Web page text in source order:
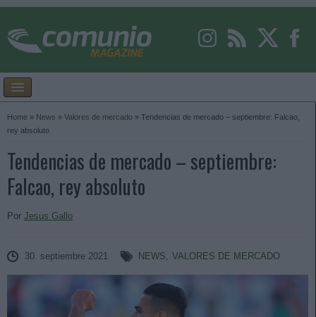
Home » News » Valores de mercado » Tendencias de mercado – septiembre: Falcao,
rey absoluto
Tendencias de mercado – septiembre:
Falcao, rey absoluto
Por Jesus Gallo
30. septiembre 2021 NEWS, VALORES DE MERCADO